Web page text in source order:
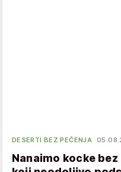
DESERTI BEZ PEČENJA
Nanaimo kocke